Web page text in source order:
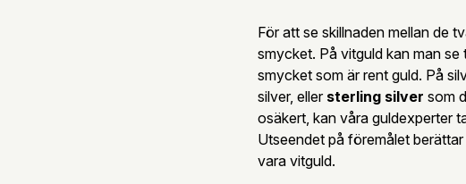
För att se skillnaden mellan de
smycket. På vitguld kan man se
smycket som är rent guld. På
silver, eller sterling silver som
osäkert, kan våra guldexperter
Utseendet på föremålet
vara vitguld.